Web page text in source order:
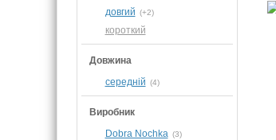
довгий (+2)
короткий
Довжина
середній (4)
Виробник
Dobra Nochka (3)